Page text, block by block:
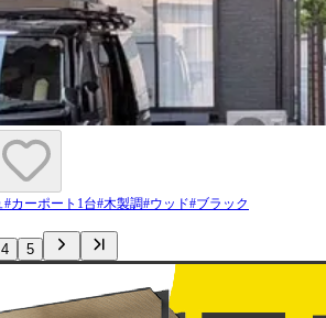
#カーポート1台#木製調#ウッド#ブラック
4 5